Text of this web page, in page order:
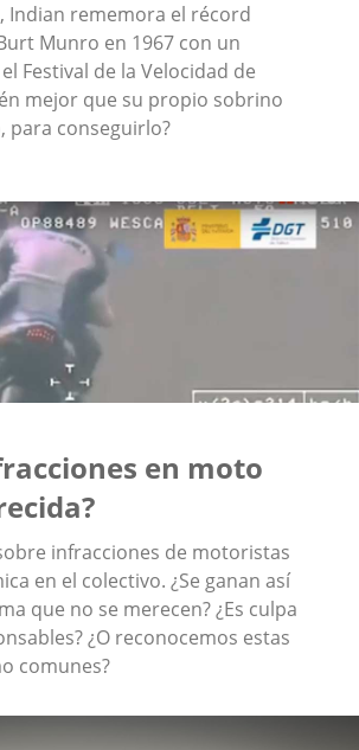
Indian rememora el récord
Munro en 1967 con un
Festival de la Velocidad de
mejor que su propio sobrino
para conseguirlo?
en moto
infracciones de motoristas
en el colectivo. ¿Se ganan así
que no se merecen? ¿Es culpa
¿O reconocemos estas
comunes?